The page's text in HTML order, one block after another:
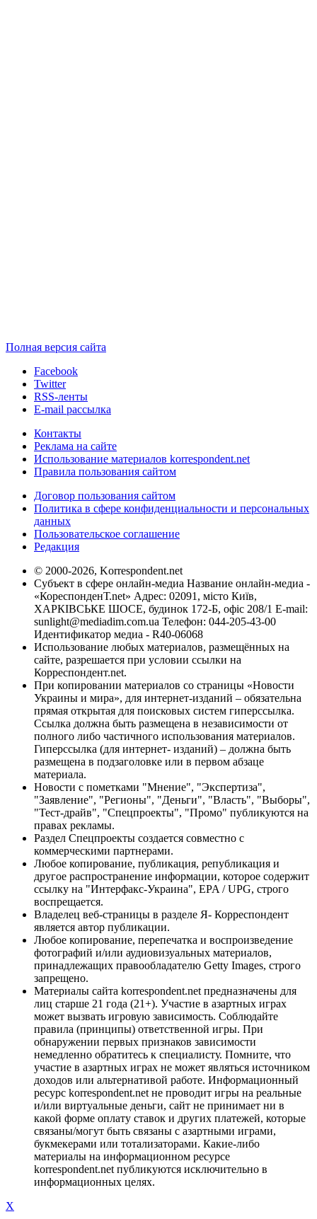
Полная версия сайта
Facebook
Twitter
RSS-ленты
E-mail рассылка
Контакты
Реклама на сайте
Использование материалов korrespondent.net
Правила пользования сайтом
Договор пользования сайтом
Политика в сфере конфиденциальности и персональных
данных
Пользовательское соглашение
Редакция
© 2000-2026, Korrespondent.net
Субъект в сфере онлайн-медиа Название онлайн-медиа -
«КореспонденТ.net» Адрес: 02091, місто Київ,
ХАРКІВСЬКЕ ШОСЕ, будинок 172-Б, офіс 208/1 E-mail:
sunlight@mediadim.com.ua Телефон: 044-205-43-00
Идентификатор медиа - R40-06068
Использование любых материалов, размещённых на
сайте, разрешается при условии ссылки на
Корреспондент.net.
При копировании материалов со страницы «Новости
Украины и мира», для интернет-изданий – обязательна
прямая открытая для поисковых систем гиперссылка.
Ссылка должна быть размещена в независимости от
полного либо частичного использования материалов.
Гиперссылка (для интернет- изданий) – должна быть
размещена в подзаголовке или в первом абзаце
материала.
Новости с пометками "Мнение", "Экспертиза",
"Заявление", "Регионы", "Деньги", "Власть", "Выборы",
"Тест-драйв", "Спецпроекты", "Промо" публикуются на
правах рекламы.
Раздел Спецпроекты создается совместно с
коммерческими партнерами.
Любое копирование, публикация, републикация и
другое распространение информации, которое содержит
ссылку на "Интерфакс-Украина", EPA / UPG, строго
воспрещается.
Владелец веб-страницы в разделе Я- Корреспондент
является автор публикации.
Любое копирование, перепечатка и воспроизведение
фотографий и/или аудиовизуальных материалов,
принадлежащих правообладателю Getty Images, строго
запрещено.
Материалы сайта korrespondent.net предназначены для
лиц старше 21 года (21+). Участие в азартных играх
может вызвать игровую зависимость. Соблюдайте
правила (принципы) ответственной игры. При
обнаружении первых признаков зависимости
немедленно обратитесь к специалисту. Помните, что
участие в азартных играх не может являться источником
доходов или альтернативой работе. Информационный
ресурс korrespondent.net не проводит игры на реальные
и/или виртуальные деньги, сайт не принимает ни в
какой форме оплату ставок и других платежей, которые
связаны/могут быть связаны с азартными играми,
букмекерами или тотализаторами. Какие-либо
материалы на информационном ресурсе
korrespondent.net публикуются исключительно в
информационных целях.
X